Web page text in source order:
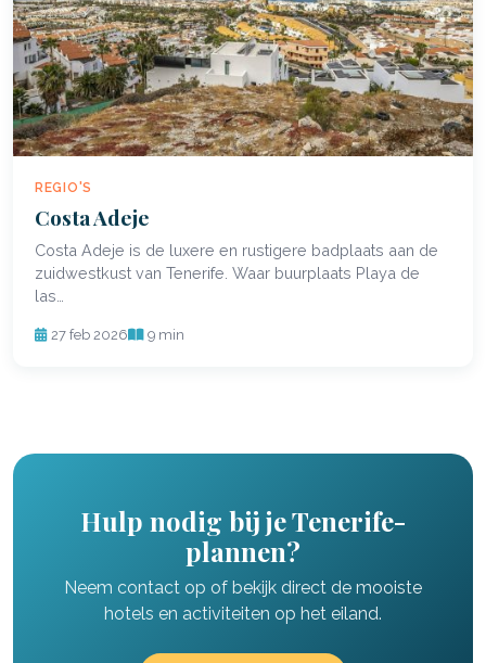
REGIO'S
Costa Adeje
Costa Adeje is de luxere en rustigere badplaats aan de
zuidwestkust van Tenerife. Waar buurplaats Playa de
las…
27 feb 2026 9 min
Hulp nodig bij je Tenerife-
plannen?
Neem contact op of bekijk direct de mooiste
hotels en activiteiten op het eiland.